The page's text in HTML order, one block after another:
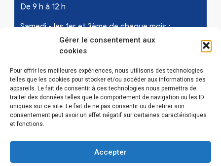
Gérer le consentement aux
cookies
Pour offrir les meilleures expériences, nous utilisons des technologies
telles que les cookies pour stocker et/ou accéder aux informations des
appareils. Le fait de consentir à ces technologies nous permettra de
traiter des données telles que le comportement de navigation ou les ID
uniques sur ce site. Le fait de ne pas consentir ou de retirer son
consentement peut avoir un effet négatif sur certaines caractéristiques
et fonctions.
Accepter
De 9 h à 12 h
Samedi - les 1er et 3ème de chaque mois :
LIENS UTILES
Mentions légales
Conditions Générales d’Utilisations